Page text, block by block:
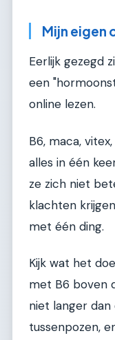
Mijn eigen
Eerlijk gezegd
een
online lezen.
B6, maca,
alles in één
ze zich niet
klachten
met één ding.
Kijk wat het
met B6 boven
niet langer
tussenpozen,